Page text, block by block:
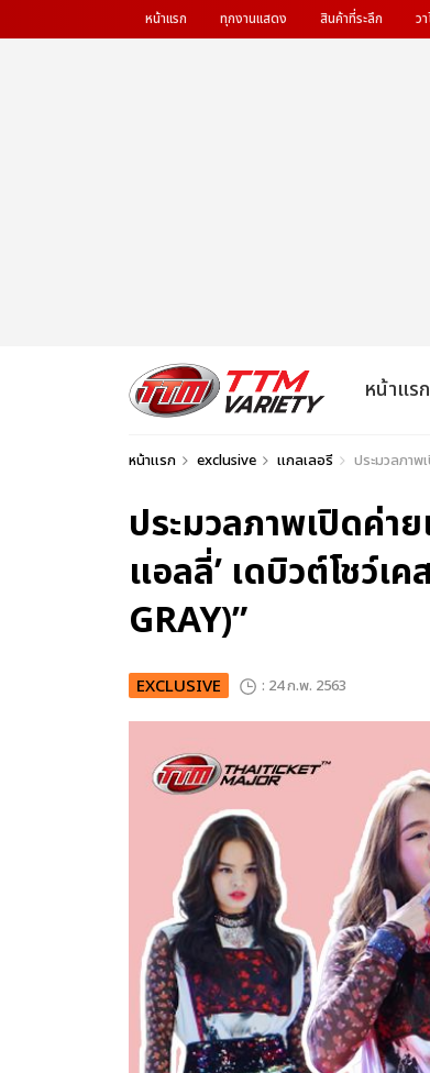
หน้าแรก ทุกงานแสดง สินค้าที่ระลึก ว
หน้าแรก
หน้าแรก exclusive แกลเลอรี ประมวลภาพ
ประมวลภาพเปิดค่า
แอลลี่’ เดบิวต์โชว์เ
GRAY)”
EXCLUSIVE : 24 ก.พ. 2563